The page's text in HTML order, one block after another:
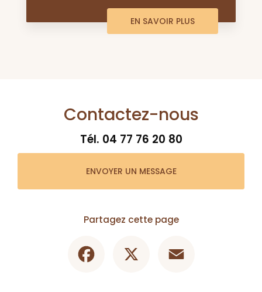
EN SAVOIR PLUS
Contactez-nous
Tél. 04 77 76 20 80
ENVOYER UN MESSAGE
Partagez cette page